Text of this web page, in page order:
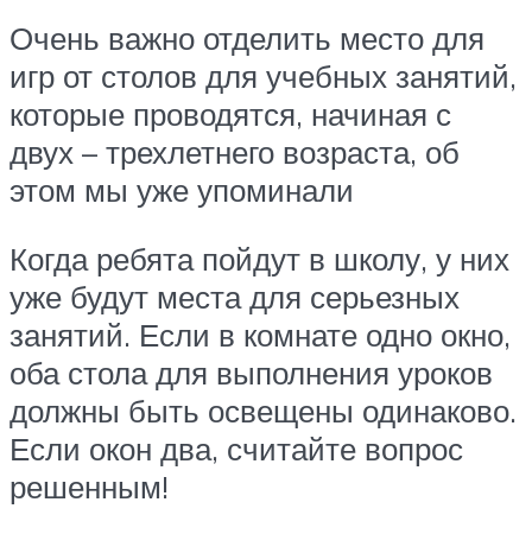
Очень важно отделить место для
игр от столов для учебных занятий,
которые проводятся, начиная с
двух – трехлетнего возраста, об
этом мы уже упоминали
Когда ребята пойдут в школу, у них
уже будут места для серьезных
занятий. Если в комнате одно окно,
оба стола для выполнения уроков
должны быть освещены одинаково.
Если окон два, считайте вопрос
решенным!